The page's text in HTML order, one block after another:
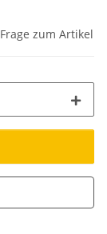
Frage zum Artikel